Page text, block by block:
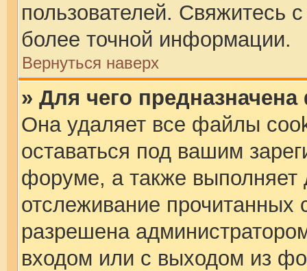
пользователей. Свяжитесь
более точной информации.
Вернуться наверх
» Для чего
Она удаляет все файлы
оставаться под вашим
форуме, а также выполняет
отслеживание
разрешена
входом или с выходом из